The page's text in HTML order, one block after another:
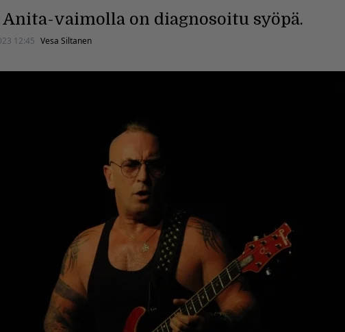
vaimolla on diagnosoitu syöpä.
12:45 Vesa Siltanen